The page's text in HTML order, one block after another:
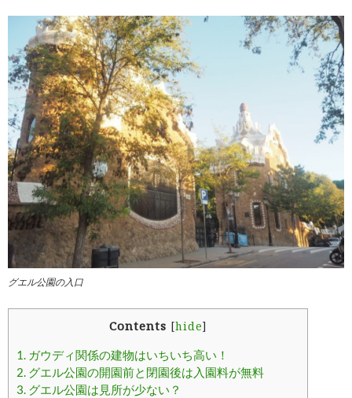
グエル公園の入口
Contents [hide]
1. ガウディ関係の建物はいちいち高い！
2. グエル公園の開園前と閉園後は入園料が無料
3. グエル公園は見所が少ない？